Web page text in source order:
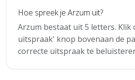
Hoe spreek je Arzum uit?
Arzum bestaat uit 5 letters. Klik
uitspraak' knop bovenaan de
correcte uitspraak te